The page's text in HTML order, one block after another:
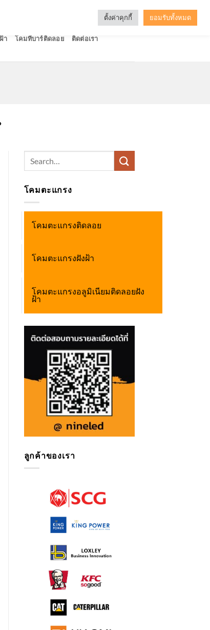
า โคมทีบาร์ติดลอย ติดต่อเรา
โคมตะแกรง
โคมตะแกรงติดลอย
โคมตะแกรงฝังฝ้า
โคมตะแกรงอลูมิเนียมติดลอยฝัง
ฝ้า
ลูกค้าของเรา
ตั้งค่าคุกกี้ ยอมรับทั้งหมด